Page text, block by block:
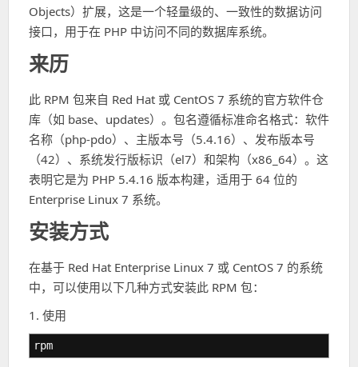
Objects）扩展，这是一个轻量级的、一致性的数据访问
接口，用于在 PHP 中访问不同的数据库系统。
来历
此 RPM 包来自 Red Hat 或 CentOS 7 系统的官方软件仓
库（如 base、updates）。包名遵循标准命名格式：软件
名称（php-pdo）、主版本号（5.4.16）、发布版本号
（42）、系统发行版标识（el7）和架构（x86_64）。这
表明它是为 PHP 5.4.16 版本构建，适用于 64 位的
Enterprise Linux 7 系统。
安装方式
在基于 Red Hat Enterprise Linux 7 或 CentOS 7 的系统
中，可以使用以下几种方式安装此 RPM 包：
1. 使用
rpm